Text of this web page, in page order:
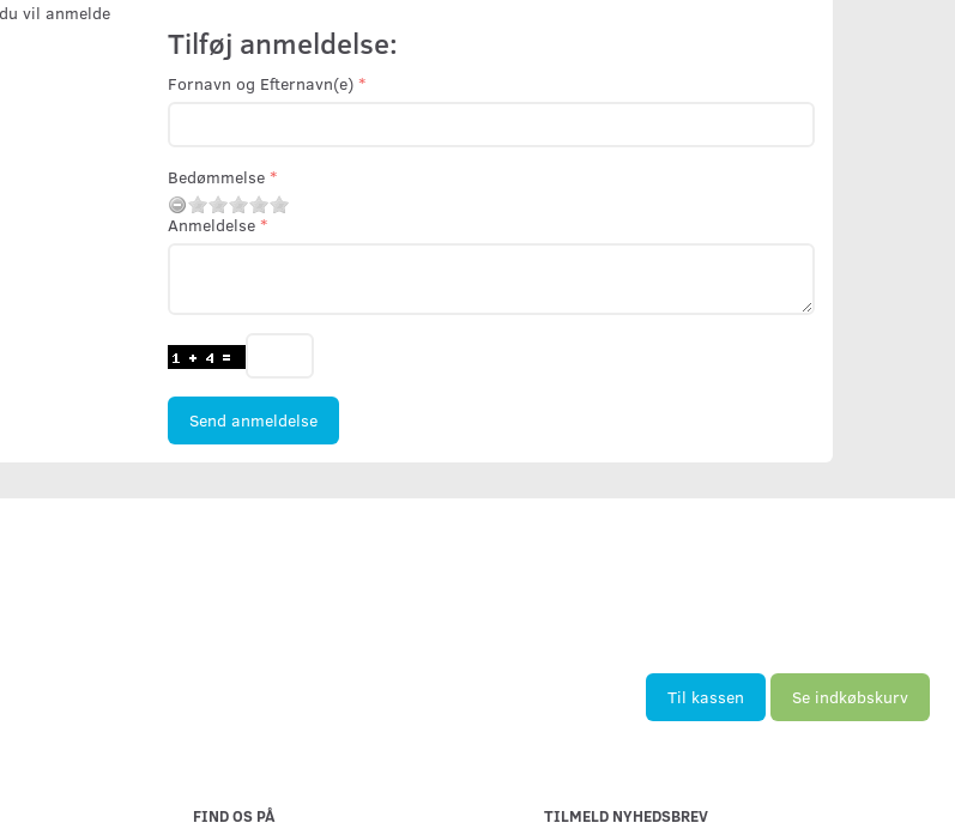
vil anmelde
Tilføj anmeldelse:
Fornavn og Efternavn(e)
Bedømmelse
Anmeldelse
Send anmeldelse
Til kassen Se indkøbskurv
FIND OS PÅ TILMELD NYHEDSBREV